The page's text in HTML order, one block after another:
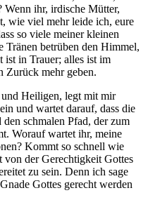
ihr, irdische Mütter,
wie viel mehr leide ich, eure
so viele meiner kleinen
betrüben den Himmel,
ist in Trauer; alles ist im
Zurück mehr geben.
Heiligen, legt mit mir
und wartet darauf, dass die
schmalen Pfad, der zum
Worauf wartet ihr, meine
Kommt so schnell wie
der Gerechtigkeit Gottes
zu sein. Denn ich sage
Gottes gerecht werden